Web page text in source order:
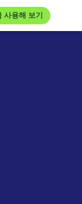
사용해 보기